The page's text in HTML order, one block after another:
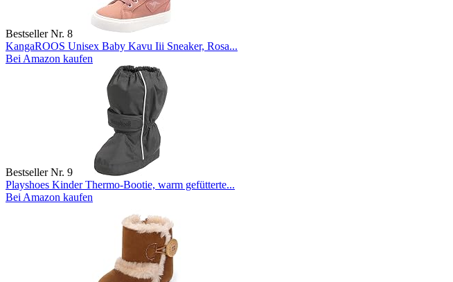
Bestseller Nr. 8
KangaROOS Unisex Baby Kavu Iii Sneaker, Rosa...
Bei Amazon kaufen
Bestseller Nr. 9
Playshoes Kinder Thermo-Bootie, warm gefütterte...
Bei Amazon kaufen